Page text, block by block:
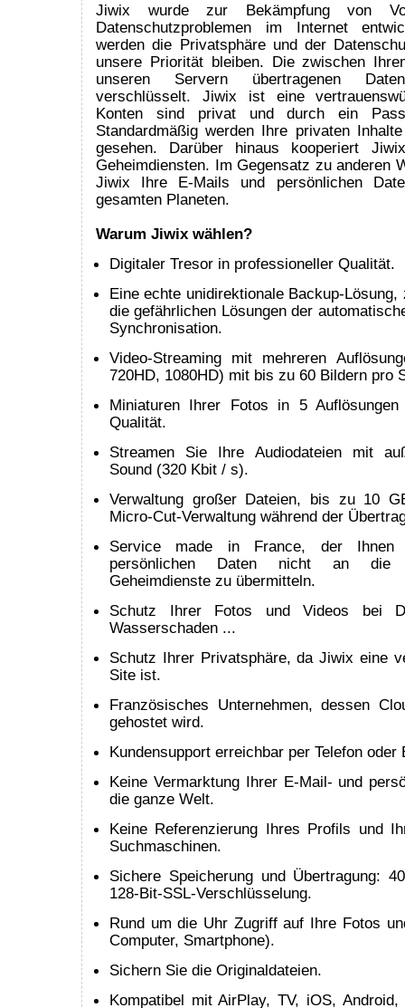
Jiwix wurde zur Bekämpfung von
Datenschutzproblemen im Internet
werden die Privatsphäre und der
unsere Priorität bleiben. Die zwischen
unseren Servern übertragenen
verschlüsselt. Jiwix ist eine
Konten sind privat und durch ein
Standardmäßig werden Ihre privaten
gesehen. Darüber hinaus kooperiert
Geheimdiensten. Im Gegensatz zu anderen
Jiwix Ihre E-Mails und persönlichen
gesamten Planeten.
Warum Jiwix wählen?
Digitaler Tresor in professioneller Qualität.
Eine echte unidirektionale Backup-
die gefährlichen Lösungen der
Synchronisation.
Video-Streaming mit mehreren
720HD, 1080HD) mit bis zu 60 Bildern pro
Miniaturen Ihrer Fotos in 5
Qualität.
Streamen Sie Ihre Audiodateien mit
Sound (320 Kbit / s).
Verwaltung großer Dateien, bis zu 10
Micro-Cut-Verwaltung während der
Service made in France, der Ihnen
persönlichen Daten nicht an die
Geheimdienste zu übermitteln.
Schutz Ihrer Fotos und Videos bei
Wasserschaden ...
Schutz Ihrer Privatsphäre, da Jiwix eine
Site ist.
Französisches Unternehmen, dessen
gehostet wird.
Kundensupport erreichbar per Telefon oder
Keine Vermarktung Ihrer E-Mail- und
die ganze Welt.
Keine Referenzierung Ihres Profils und
Suchmaschinen.
Sichere Speicherung und Übertragung:
128-Bit-SSL-Verschlüsselung.
Rund um die Uhr Zugriff auf Ihre Fotos
Computer, Smartphone).
Sichern Sie die Originaldateien.
Kompatibel mit AirPlay, TV, iOS,